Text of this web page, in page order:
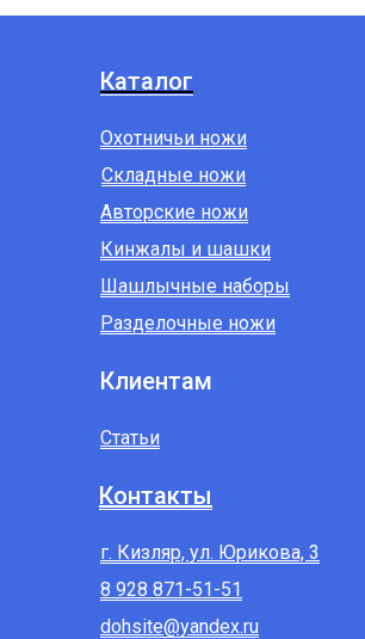
Каталог
Кинжалы и шашки
Авторские ножи
Охотничьи ножи
Складные ножи
Шашлычные наборы
Контакты
Разделочные ножи
г. Кизляр, ул. Юрикова, 3
8 928 871-51-51
dohsite@yandex.ru
Клиентам
Статьи